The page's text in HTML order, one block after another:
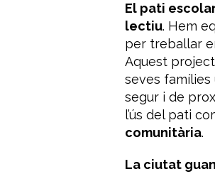
El pati
lectiu. Hem
per treballar
Aquest
seves
segur i de
l’ús del pati
comunitària.
La ciutat